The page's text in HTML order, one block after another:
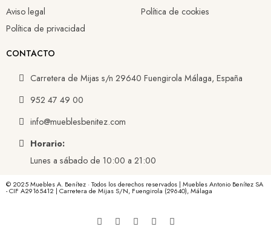
Aviso legal
Política de privacidad
Política de cookies
CONTACTO
Carretera de Mijas s/n 29640 Fuengirola Málaga, España
952 47 49 00
info@mueblesbenitez.com
Horario:
Lunes a sábado de 10:00 a 21:00
© 2025 Muebles A. Benítez · Todos los derechos reservados | Muebles Antonio Benítez SA
- CIF A29165412 | Carretera de Mijas S/N, Fuengirola (29640), Málaga